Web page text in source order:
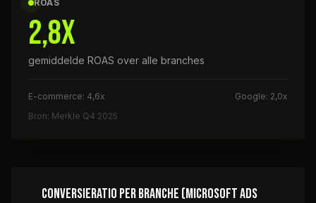
ROAS
2,8x
gemiddelde ROAS over alle branches
E-commerce: 4,6x
Google: 2,0x
Bron: Merkle Q4 2025
CONVERSIERATIO PER BRANCHE (MICROSOFT ADS